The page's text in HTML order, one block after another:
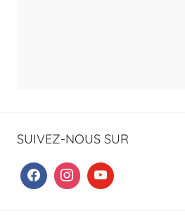
SUIVEZ-NOUS SUR